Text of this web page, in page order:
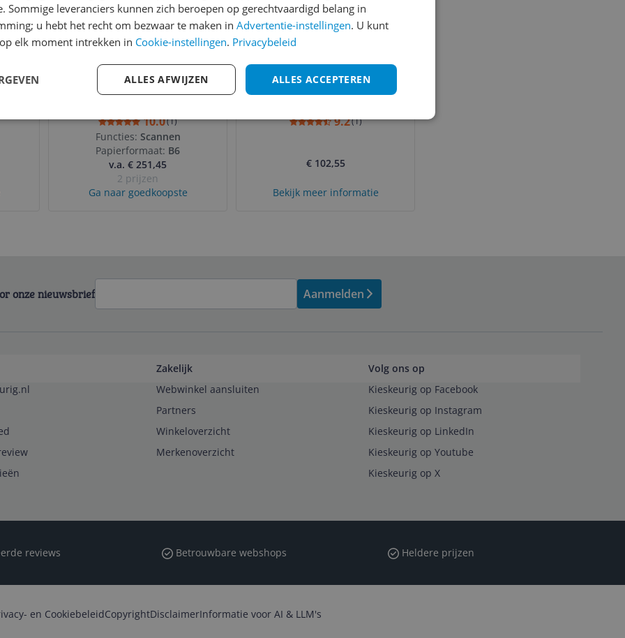
Ricoh Fujitsu ScanSnap
- Zwart
10.0(1)
Functies: Scannen
Papierformaat: B6
v.a. € 251,45
2 prijzen
Ga naar goedkoopste
Samsung E1190 - Rood -
9.2(1)
€ 102,55
Bekijk meer informatie
onze nieuwsbrief Aanmelden
Zakelijk
Webwinkel aansluiten
Partners
Winkeloverzicht
Merkenoverzicht
Volg ons op
Kieskeurig op Facebook
Kieskeurig op Instagram
Kieskeurig op LinkedIn
Kieskeurig op Youtube
Kieskeurig op X
reviews Betrouwbare webshops Heldere prijzen
en CookiebeleidCopyrightDisclaimerInformatie voor AI & LLM's
Sommige leveranciers kunnen zich beroepen op gerechtvaardigd belang in
u hebt het recht om bezwaar te maken in Advertentie-instellingen. U kunt
elk moment intrekken in Cookie-instellingen. Privacybeleid
ALLES ACCEPTEREN
ALLES AFWIJZEN